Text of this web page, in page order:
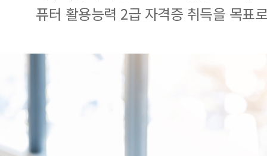
퓨터 활용능력 2급 자격증 취득을 목표